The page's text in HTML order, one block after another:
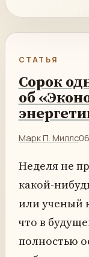
СТАТЬЯ
Сорок
об
Марк П. Миллс
Неделя не
какой-
или ученый
что в
полностью